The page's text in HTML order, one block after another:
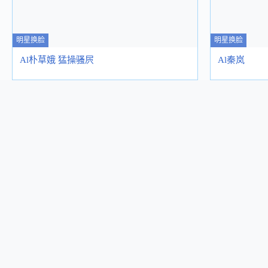
明星换脸
Al朴草娥 猛操骚屄
明星换脸
Al秦岚